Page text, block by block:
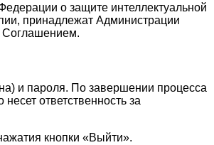
о защите интеллектуальной
принадлежат Администрации
Соглашением.
и пароля. По завершении процесса
ответственность за
кнопки «Выйти».